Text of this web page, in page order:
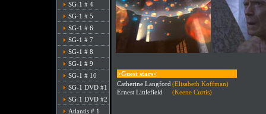
SG-1 # 4
SG-1 # 5
SG-1 # 6
SG-1 # 7
SG-1 # 8
SG-1 # 9
SG-1 # 10
SG-1 DVD #1
SG-1 DVD #2
Atlantis # 1
>Guest stars<
Catherine Langford (Elisabeth Koffman)
Ernest Littlefield
(Keene Curtis)